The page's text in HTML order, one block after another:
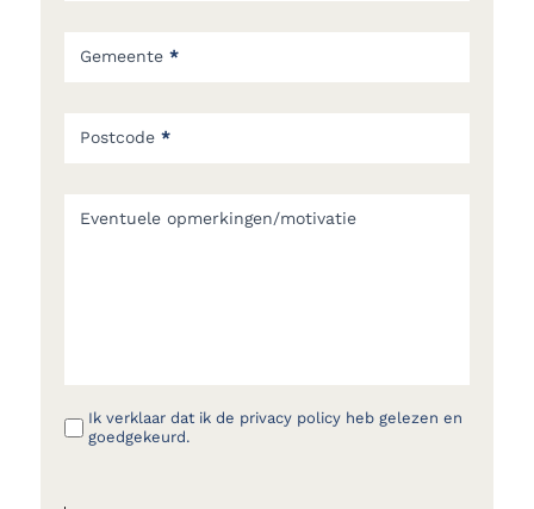
Gemeente *
Postcode *
Eventuele opmerkingen/motivatie
Ik verklaar dat ik de privacy policy heb gelezen en
goedgekeurd.